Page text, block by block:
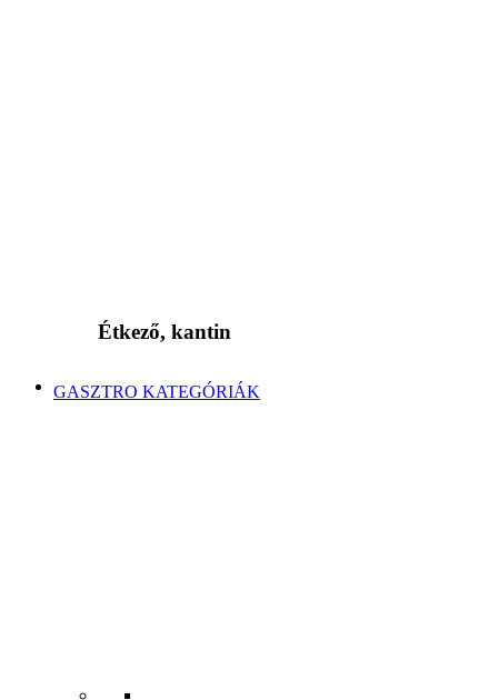
Étkező, kantin
GASZTRO KATEGÓRIÁK